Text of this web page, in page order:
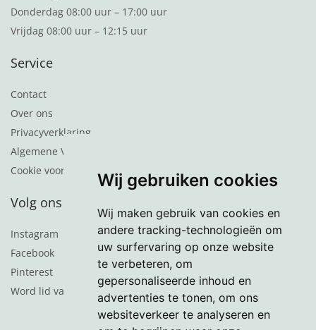
Wij gebruiken cookies
Wij maken gebruik van cookies en
andere tracking-technologieën om
uw surfervaring op onze website
te verbeteren, om
gepersonaliseerde inhoud en
advertenties te tonen, om ons
websiteverkeer te analyseren en
Donderdag 08:00 uur – 17:00 uur
Vrijdag 08:00 uur – 12:15 uur
Service
Contact
Over ons
Privacyverklaring
Algemene Voorwaarden
Cookie voorkeuren
Volg ons
Instagram
Facebook
Pinterest
Word lid van de nieuwsbrief